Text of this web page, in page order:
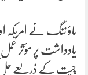
ماؤ ننگ نے امریکہ
یادداشت پر مؤثر
چیت کے ذریعے حل